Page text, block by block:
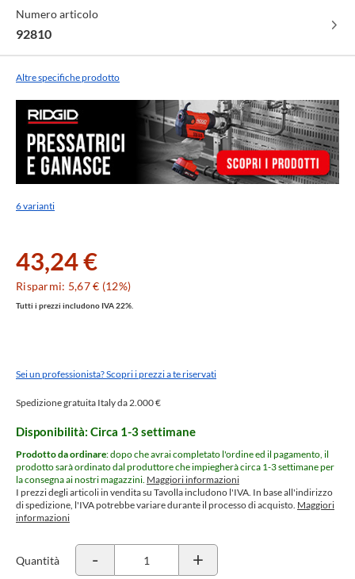
Numero articolo
92810
Altre specifiche prodotto
6 varianti
43,24 €
Risparmi: 5,67 € (12%)
Tutti i prezzi includono IVA 22%.
Sei un professionista? Scopri i prezzi a te riservati
Spedizione gratuita Italy da 2.000 €
Disponibilità: Circa 1-3 settimane
Prodotto da ordinare: dopo che avrai completato l'ordine ed il pagamento, il
prodotto sarà ordinato dal produttore che impiegherà circa 1-3 settimane per
la consegna ai nostri magazzini. Maggiori informazioni
I prezzi degli articoli in vendita su Tavolla includono l'IVA. In base all'indirizzo
di spedizione, l'IVA potrebbe variare durante il processo di acquisto. Maggiori
informazioni
Quantità - +